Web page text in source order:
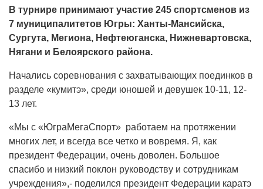
В турнире принимают участие 245 спортсменов из
7 муниципалитетов Югры: Ханты-Мансийска,
Сургута, Мегиона, Нефтеюганска, Нижневартовска,
Нягани и Белоярского района.
Начались соревнования с захватывающих поединков в
разделе «кумитэ», среди юношей и девушек 10-11, 12-
13 лет.
«Мы с «ЮграМегаСпорт» работаем на протяжении
многих лет, и всегда все четко и вовремя. Я, как
президент Федерации, очень доволен. Большое
спасибо и низкий поклон руководству и сотрудникам
учреждения»,- поделился президент Федерации каратэ